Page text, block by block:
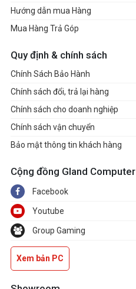
Dây kèm theo trong hộp
Phụ kiện kèm theo
Khác
Hướng dẫn mua Hàng
Mua Hàng Trả Góp
Quy định & chính sách
Chính Sách Bảo Hành
Chính sách đổi, trả lại hàng
Chính sách cho doanh nghiệp
Chính sách vận chuyển
Bảo mật thông tin khách hàng
Cộng đồng Gland Computer
Facebook
Youtube
Group Gaming
Xem bản PC